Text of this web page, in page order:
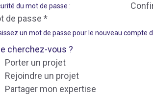
du mot de passe :
de passe *
un mot de passe pour le nouveau compte
cherchez-vous ?
Porter un projet
Rejoindre un projet
Partager mon expertise